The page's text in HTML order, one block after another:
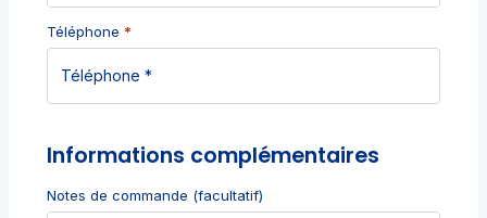
Téléphone *
Informations complémentaires
Notes de commande (facultatif)